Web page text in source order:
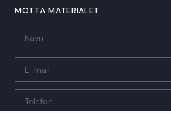
MOTTA MATERIALET